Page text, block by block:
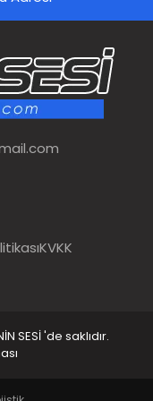
KVKK
SESİ 'de saklıdır.